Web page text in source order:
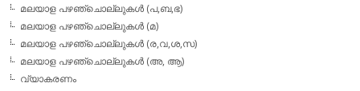
മലയാള പഴഞ്ചൊല്ലുകള്‍ (പ,ബ,ഭ)
മലയാള പഴഞ്ചൊല്ലുകള്‍ (മ)
മലയാള പഴഞ്ചൊല്ലുകള്‍ (ര,വ,ശ,സ)
മലയാള പഴഞ്ചൊല്ലുകൾ (അ, ആ)
വ്യാകരണം